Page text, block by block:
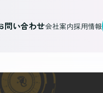
問い合わせ会社案内採用情報